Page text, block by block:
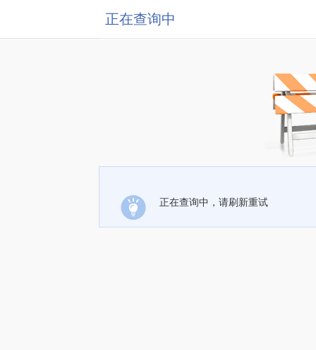
正在查询中
正在查询中，请刷新重试